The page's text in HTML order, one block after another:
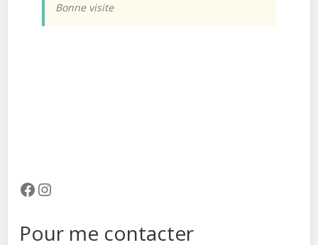
Bonne visite
Facebook
Instagram
Pour me contacter